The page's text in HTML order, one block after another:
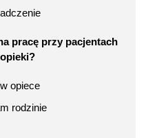
pracę przy pacjentach
opiece
rodzinie